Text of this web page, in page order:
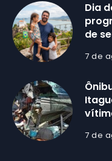
Dia
de
7 de
7 de